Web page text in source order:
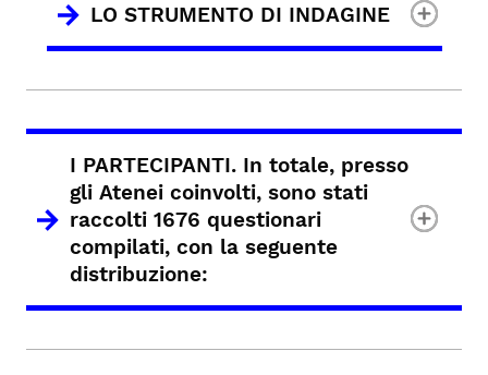
LO STRUMENTO DI INDAGINE
I PARTECIPANTI. In totale, presso
gli Atenei coinvolti, sono stati
raccolti 1676 questionari
compilati, con la seguente
distribuzione: